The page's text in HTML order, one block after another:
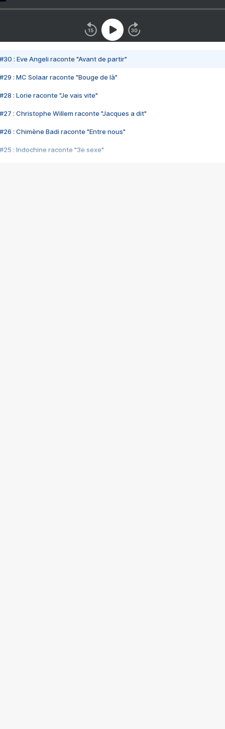
#30 : Eve Angeli raconte "Avant de partir"
#29 : MC Solaar raconte "Bouge de là"
#28 : Lorie raconte "Je vais vite"
#27 : Christophe Willem raconte "Jacques a dit"
#26 : Chimène Badi raconte "Entre nous"
#25 : Indochine raconte "3e sexe"